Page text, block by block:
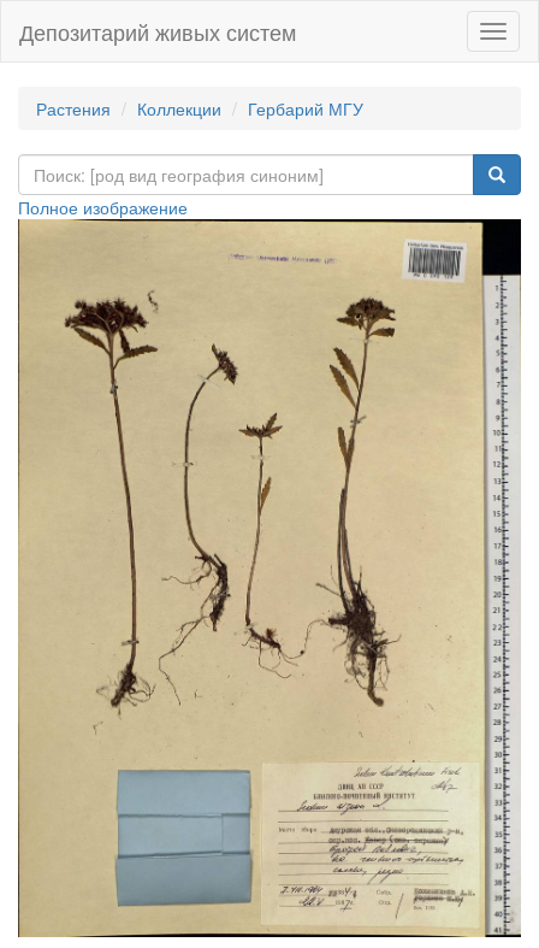
Депозитарий живых систем
Растения Коллекции Гербарий МГУ
Полное изображение